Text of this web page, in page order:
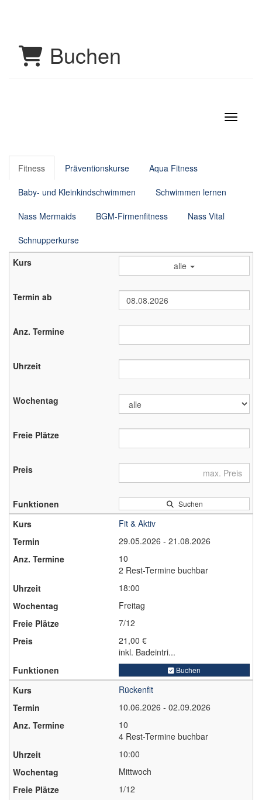
Buchen
Fitness Präventionskurse Aqua Fitness
Baby- und Kleinkindschwimmen Schwimmen lernen
Nass Mermaids BGM-Firmenfitness Nass Vital
Schnupperkurse
alle
Suchen
Fit & Aktiv
29.05.2026 - 21.08.2026
10
2 Rest-Termine buchbar
18:00
Freitag
7/12
21,00 €
inkl. Badeintri...
Buchen
Rückenfit
10.06.2026 - 02.09.2026
10
4 Rest-Termine buchbar
10:00
Mittwoch
1/12